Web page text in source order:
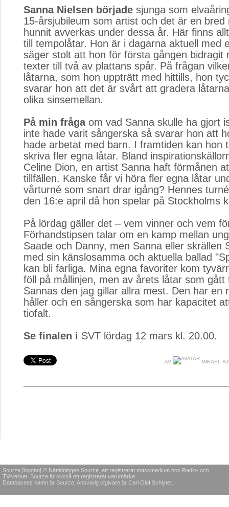
Sanna Nielsen började sjunga som
15-årsjubileum som artist och det är en bred
hunnit avverkas under dessa år. Här finns
till tempolåtar. Hon är i dagarna aktuell med
säger stolt att hon för första gången bidragit
texter till två av plattans spår. På frågan
låtarna, som hon uppträtt med hittills, hon
svarar hon att det är svårt att gradera
olika sinsemellan.
På min frågaom vad Sanna skulle ha gjort
inte hade varit sångerska så svarar hon att
hade arbetat med barn. I framtiden kan hon
skriva fler egna låtar. Bland
Celine Dion, en artist Sanna haft förmånen
tillfällen. Kanske får vi höra fler egna låtar
vårturné som snart drar igång? Hennes
den 16:e april då hon spelar på Stockholms
På lördag gäller det – vem vinner och vem
Förhandstipsen talar om en kamp mellan
Saade och Danny, men Sanna eller skrällen
med sin känslosamma och aktuella ballad
kan bli farliga. Mina egna favoriter kom
föll på mållinjen, men av årets låtar som gått
Sannas den jag gillar allra mest. Den har en
håller och en sångerska som har kapacitet
tiofalt.
Se finalen i SVT lördag 12 mars kl. 20.00.
AV MIKAEL
Sourze [loggan] © Nättidningen Sourze, ett registrerat massmedium hos Radio- och
TV-verket. Sourze är också ett registrerat varumärke.
Databasens namn är Sourze. Ansvarig utgivare är Carl Olof Schlyter.